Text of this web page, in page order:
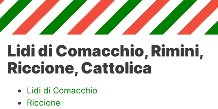
Lidi di Comacchio, Rimini,
Riccione, Cattolica
Lidi di Comacchio
Riccione